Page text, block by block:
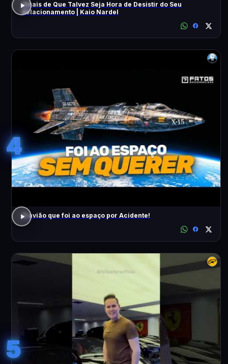
Sinais de Que Talvez Seja Hora de Desistir do Seu
Relacionamento | Kaio Nardel
4
O avião que foi ao espaço por Acidente!
5